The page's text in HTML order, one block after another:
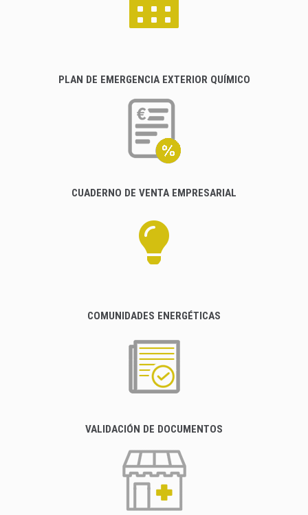
PLAN DE EMERGENCIA EXTERIOR QUÍMICO
CUADERNO DE VENTA EMPRESARIAL
COMUNIDADES ENERGÉTICAS
VALIDACIÓN DE DOCUMENTOS